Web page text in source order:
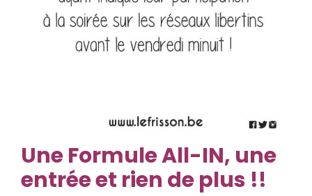
Une Formule All-IN, une
entrée et rien de plus !!